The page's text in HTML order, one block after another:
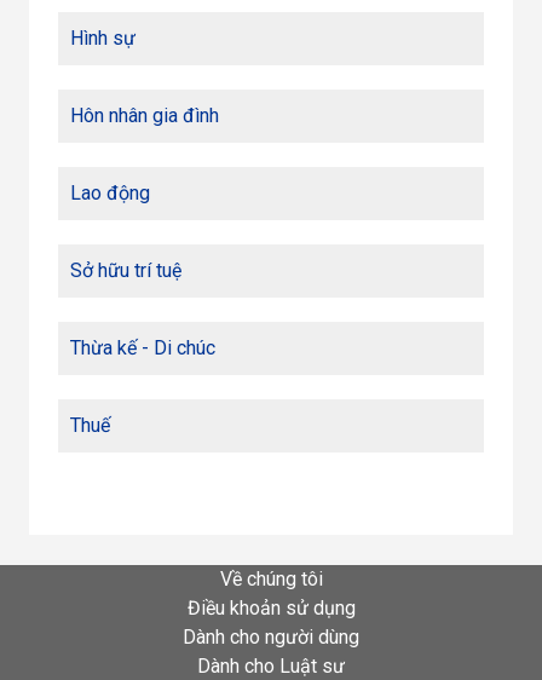
Hình sự
Hôn nhân gia đình
Lao động
Sở hữu trí tuệ
Thừa kế - Di chúc
Thuế
Về chúng tôi
Điều khoản sử dụng
Dành cho người dùng
Dành cho Luật sư